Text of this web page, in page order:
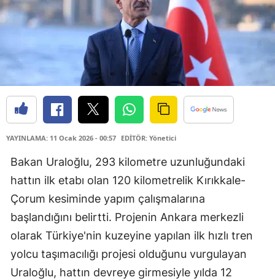
YAYINLAMA: 11 Ocak 2026 - 00:57 EDİTÖR: Yönetici
Bakan Uraloğlu, 293 kilometre uzunluğundaki
hattın ilk etabı olan 120 kilometrelik Kırıkkale-
Çorum kesiminde yapım çalışmalarına
başlandığını belirtti. Projenin Ankara merkezli
olarak Türkiye'nin kuzeyine yapılan ilk hızlı tren
yolcu taşımacılığı projesi olduğunu vurgulayan
Uraloğlu, hattın devreye girmesiyle yılda 12